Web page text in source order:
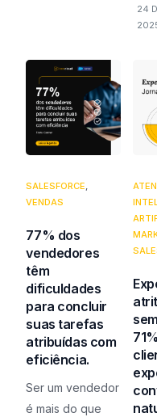
24
SALESFORCE,
VENDAS
77% dos
vendedores
têm
dificuldades
para concluir
suas tarefas
atribuídas com
eficiência.
Ser um vendedor
é mais do que